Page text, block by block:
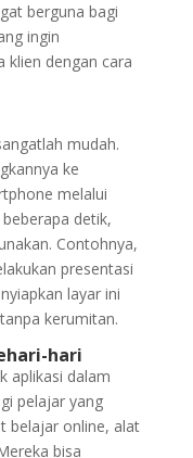
berguna bagi
ingin
klien dengan cara
mudah.
ke
melalui
detik,
Contohnya,
presentasi
layar ini
kerumitan.
hari
aplikasi dalam
pelajar yang
belajar online, alat
bisa